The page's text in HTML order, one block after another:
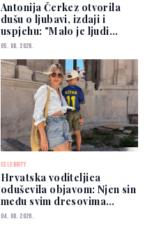
Antonija Čerkez otvorila
dušu o ljubavi, izdaji i
uspjehu: "Malo je ljudi
kojima možete vjerovati"
05. 08. 2026.
CELEBRITY
Hrvatska voditeljica
oduševila objavom: Njen sin
među svim dresovima
izabrao Zmajeve
04. 08. 2026.